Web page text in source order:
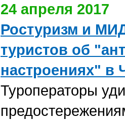
24 апреля 2017
Ростуризм и
туристов об
настроениях" в
Туроператоры